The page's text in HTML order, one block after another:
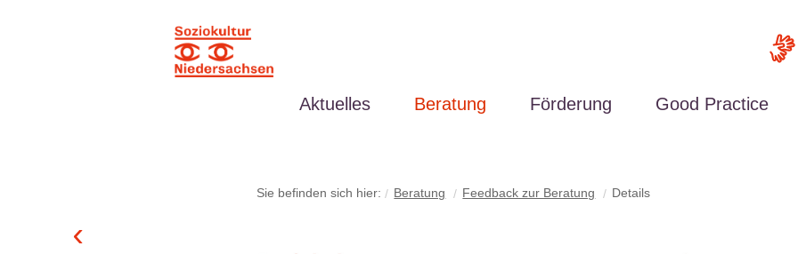
Aktuelles Beratung Förderung Good Practice
Sie befinden sich hier: Beratung Feedback zur Beratung Details